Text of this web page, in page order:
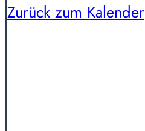
Zurück zum Kalender